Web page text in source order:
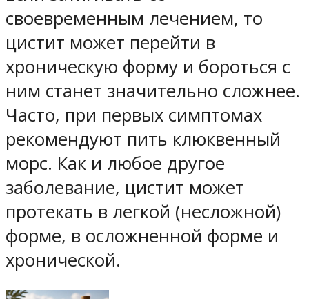
своевременным лечением, то
цистит может перейти в
хроническую форму и бороться с
ним станет значительно сложнее.
Часто, при первых симптомах
рекомендуют пить клюквенный
морс. Как и любое другое
заболевание, цистит может
протекать в легкой (несложной)
форме, в осложненной форме и
хронической.